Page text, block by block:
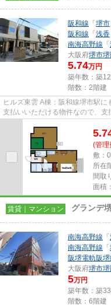
阪和線 「 堺市
阪和線 「 浅香
南海高野線 「
大阪府堺市堺
5.74万円
築年数：築
階数：2階建
ヒルズ東雲 A棟：阪和線堺市駅
支払いいただける物件なので、
(管理
敷：
所在
間取
面積
賃貸｜マンション グランデ
南海高野線 「
南海高野線 「
阪堺電軌阪堺
大阪府堺市堺
5万円
築年数：築
階数：6階建